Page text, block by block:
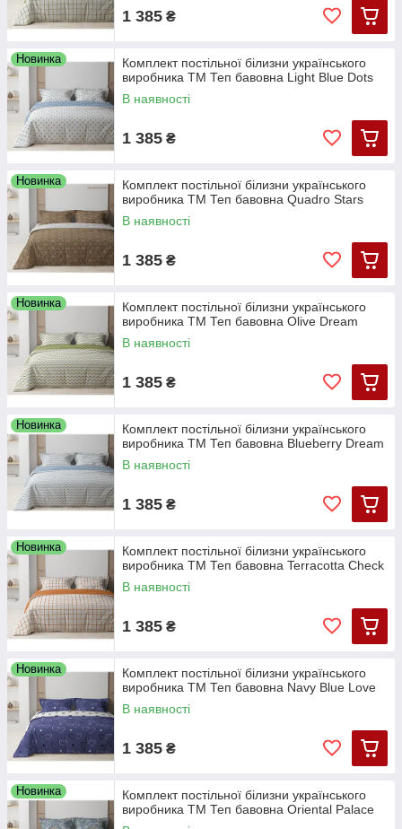
1 385 ₴
Новинка
Комплект постільної білизни українського
виробника ТМ Теп бавовна Light Blue Dots
В наявності
1 385 ₴
Новинка
Комплект постільної білизни українського
виробника ТМ Теп бавовна Quadro Stars
В наявності
1 385 ₴
Новинка
Комплект постільної білизни українського
виробника ТМ Теп бавовна Olive Dream
В наявності
1 385 ₴
Новинка
Комплект постільної білизни українського
виробника ТМ Теп бавовна Blueberry Dream
В наявності
1 385 ₴
Новинка
Комплект постільної білизни українського
виробника ТМ Теп бавовна Terracotta Check
В наявності
1 385 ₴
Новинка
Комплект постільної білизни українського
виробника ТМ Теп бавовна Navy Blue Love
В наявності
1 385 ₴
Новинка
Комплект постільної білизни українського
виробника ТМ Теп бавовна Oriental Palace